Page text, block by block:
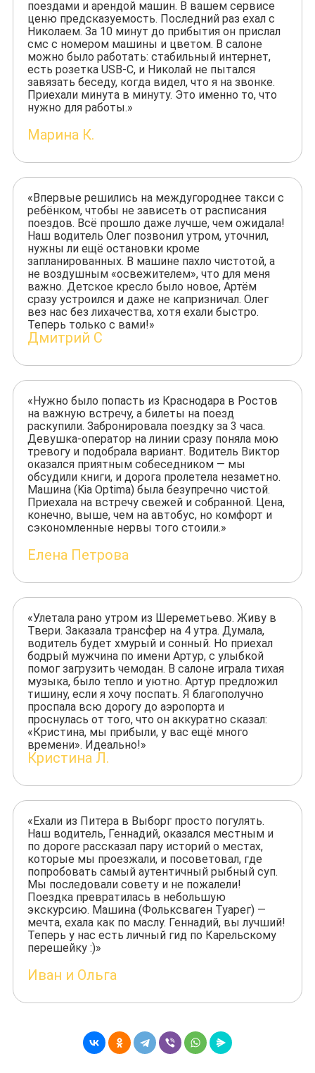
поездами и арендой машин. В вашем сервисе
ценю предсказуемость. Последний раз ехал с
Николаем. За 10 минут до прибытия он прислал
смс с номером машины и цветом. В салоне
можно было работать: стабильный интернет,
есть розетка USB-C, и Николай не пытался
завязать беседу, когда видел, что я на звонке.
Приехали минута в минуту. Это именно то, что
нужно для работы.»
Марина К.
«Впервые решились на междугороднее такси с
ребёнком, чтобы не зависеть от расписания
поездов. Всё прошло даже лучше, чем ожидала!
Наш водитель Олег позвонил утром, уточнил,
нужны ли ещё остановки кроме
запланированных. В машине пахло чистотой, а
не воздушным «освежителем», что для меня
важно. Детское кресло было новое, Артём
сразу устроился и даже не капризничал. Олег
вез нас без лихачества, хотя ехали быстро.
Теперь только с вами!»
Дмитрий С
«Нужно было попасть из Краснодара в Ростов
на важную встречу, а билеты на поезд
раскупили. Забронировала поездку за 3 часа.
Девушка-оператор на линии сразу поняла мою
тревогу и подобрала вариант. Водитель Виктор
оказался приятным собеседником — мы
обсудили книги, и дорога пролетела незаметно.
Машина (Kia Optima) была безупречно чистой.
Приехала на встречу свежей и собранной. Цена,
конечно, выше, чем на автобус, но комфорт и
сэкономленные нервы того стоили.»
Елена Петрова
«Улетала рано утром из Шереметьево. Живу в
Твери. Заказала трансфер на 4 утра. Думала,
водитель будет хмурый и сонный. Но приехал
бодрый мужчина по имени Артур, с улыбкой
помог загрузить чемодан. В салоне играла тихая
музыка, было тепло и уютно. Артур предложил
тишину, если я хочу поспать. Я благополучно
проспала всю дорогу до аэропорта и
проснулась от того, что он аккуратно сказал:
«Кристина, мы прибыли, у вас ещё много
времени». Идеально!»
Кристина Л.
«Ехали из Питера в Выборг просто погулять.
Наш водитель, Геннадий, оказался местным и
по дороге рассказал пару историй о местах,
которые мы проезжали, и посоветовал, где
попробовать самый аутентичный рыбный суп.
Мы последовали совету и не пожалели!
Поездка превратилась в небольшую
экскурсию. Машина (Фольксваген Туарег) —
мечта, ехала как по маслу. Геннадий, вы лучший!
Теперь у нас есть личный гид по Карельскому
перешейку :)»
Иван и Ольга